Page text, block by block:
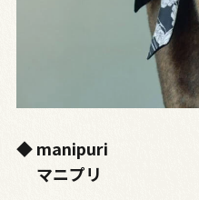
◆ manipuri
マニプリ